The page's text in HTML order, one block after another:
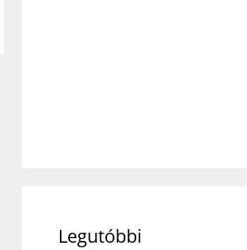
Legutóbbi